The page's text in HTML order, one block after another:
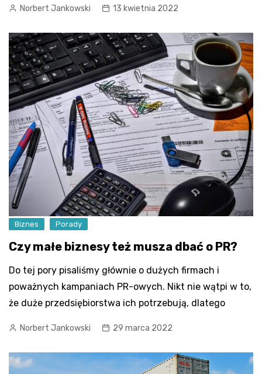
Norbert Jankowski 13 kwietnia 2022
Biznes Porady
Czy małe biznesy też musza dbać o PR?
Do tej pory pisaliśmy głównie o dużych firmach i
poważnych kampaniach PR-owych. Nikt nie wątpi w to,
że duże przedsiębiorstwa ich potrzebują, dlatego
Norbert Jankowski 29 marca 2022